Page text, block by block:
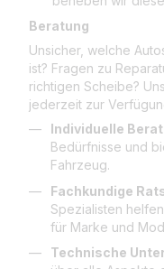
Beratung
Unsicher, welche
ist? Fragen zu
richtigen Scheibe?
jederzeit zur
Individuelle
Bedürfnisse und
Fahrzeug.
Fachkundige
Spezialisten
für Marke und
Technische